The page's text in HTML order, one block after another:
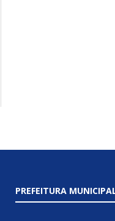
PREFEITURA